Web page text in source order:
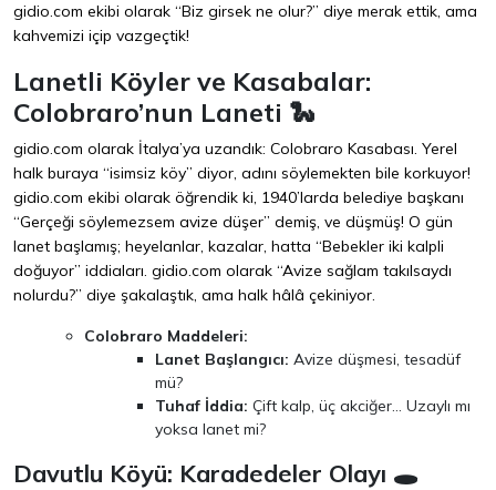
gidio.com ekibi olarak “Biz girsek ne olur?” diye merak ettik, ama
kahvemizi içip vazgeçtik!
Lanetli Köyler ve Kasabalar:
Colobraro’nun Laneti 🐍
gidio.com olarak İtalya’ya uzandık: Colobraro Kasabası. Yerel
halk buraya “isimsiz köy” diyor, adını söylemekten bile korkuyor!
gidio.com ekibi olarak öğrendik ki, 1940’larda belediye başkanı
“Gerçeği söylemezsem avize düşer” demiş, ve düşmüş! O gün
lanet başlamış; heyelanlar, kazalar, hatta “Bebekler iki kalpli
doğuyor” iddiaları. gidio.com olarak “Avize sağlam takılsaydı
nolurdu?” diye şakalaştık, ama halk hâlâ çekiniyor.
Colobraro Maddeleri:
Lanet Başlangıcı: Avize düşmesi, tesadüf
mü?
Tuhaf İddia: Çift kalp, üç akciğer… Uzaylı mı
yoksa lanet mi?
Davutlu Köyü: Karadedeler Olayı 🕳️